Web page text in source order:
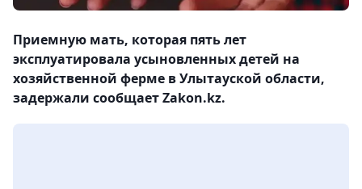
Приемную мать, которая пять лет
эксплуатировала усыновленных детей на
хозяйственной ферме в Улытауской области,
задержали сообщает Zakon.kz.